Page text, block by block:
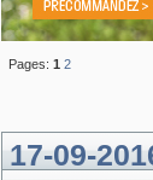
Pages: 1 2
17-09-